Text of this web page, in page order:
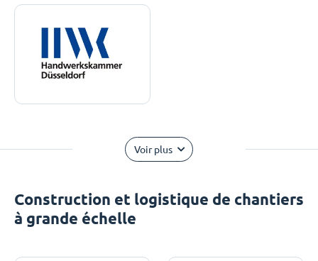
Voir plus
Construction et logistique de chantiers
à grande échelle